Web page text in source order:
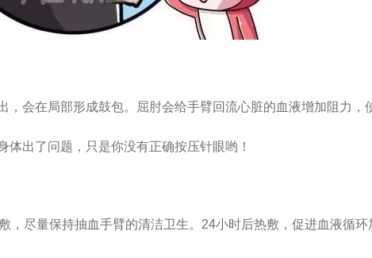
会在局部形成鼓包。屈肘会给手臂回流心脏的血液增加阻力，
出了问题，只是你没有正确按压针眼哟！
，尽量保持抽血手臂的清洁卫生。24小时后热敷，促进血液循